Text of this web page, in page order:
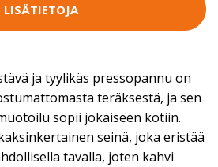
LISÄTIETOJA
ja tyylikäs pressopannu on
teräksestä, ja sen
sopii jokaiseen kotiin.
seinä, joka eristää
tavalla, joten kahvi